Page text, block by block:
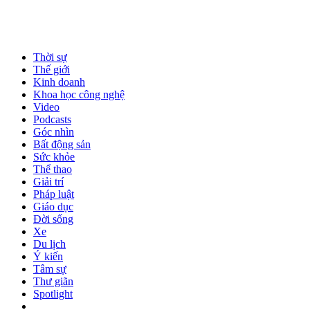
Thời sự
Thế giới
Kinh doanh
Khoa học công nghệ
Video
Podcasts
Góc nhìn
Bất động sản
Sức khỏe
Thể thao
Giải trí
Pháp luật
Giáo dục
Đời sống
Xe
Du lịch
Ý kiến
Tâm sự
Thư giãn
Spotlight